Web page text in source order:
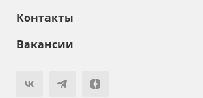
Контакты
Вакансии